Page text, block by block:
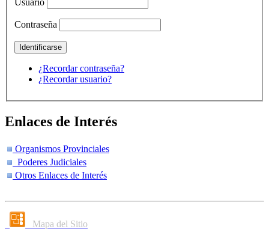
Contraseña
¿Recordar contraseña?
¿Recordar usuario?
Enlaces de Interés
Organismos Provinciales
Poderes Judiciales
Otros Enlaces de Interés
Mapa del Sitio